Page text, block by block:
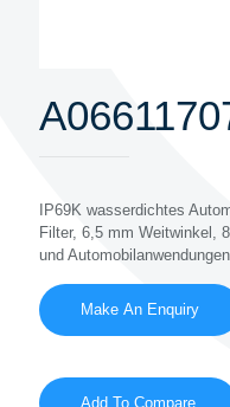
IP69K wasserdichtes
Filter, 6,5 mm Weitwinkel,
und
Add To Compare